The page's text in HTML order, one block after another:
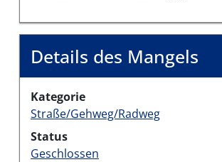
Details des Mangels
Kategorie
Straße/Gehweg/Radweg
Status
Geschlossen